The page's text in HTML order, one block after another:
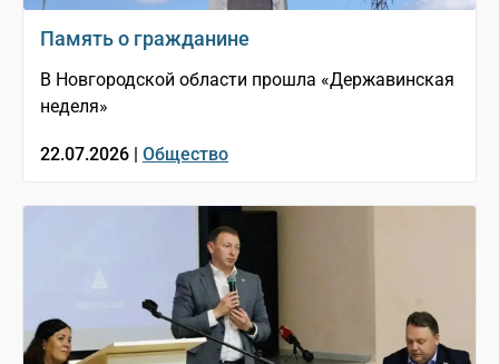
Память о гражданине
В Новгородской области прошла «Державинская
неделя»
22.07.2026 | Общество